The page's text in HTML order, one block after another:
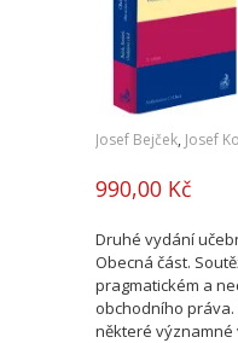
Josef Bejček, Josef
990,00 Kč
Druhé vydání
Obecná část.
pragmatickém a
obchodního
některé významné